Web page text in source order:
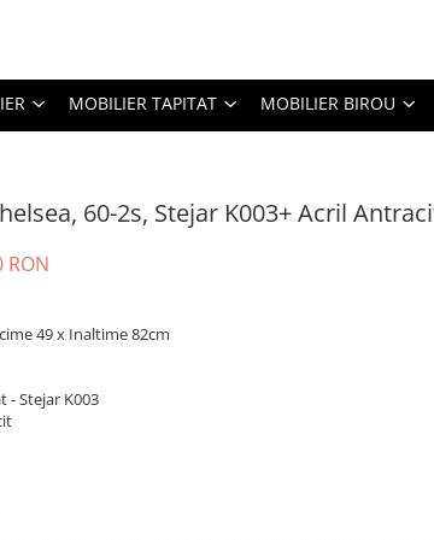
MOBILIER TAPITAT MOBILIER BIROU
60-2s, Stejar K003+ Acril
RON
49 x Inaltime 82cm
- Stejar K003